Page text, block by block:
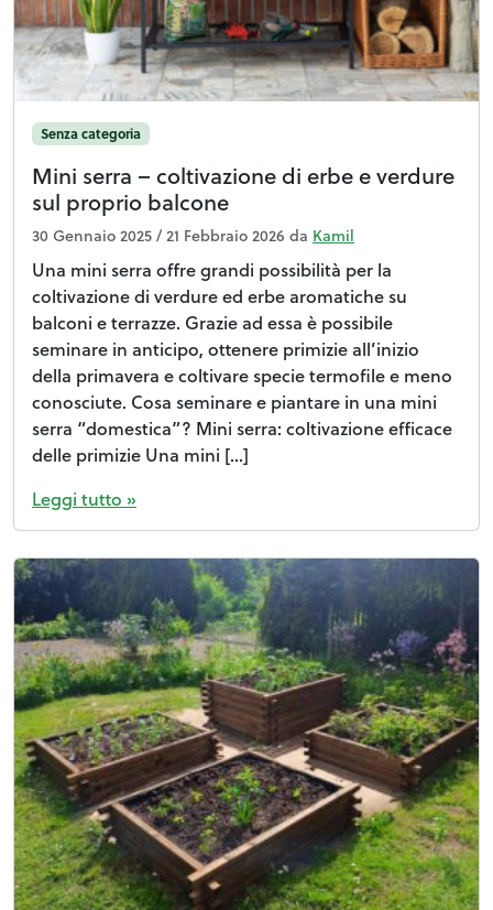
Senza categoria
Mini serra – coltivazione di erbe e verdure
sul proprio balcone
30 Gennaio 2025 / 21 Febbraio 2026 da Kamil
Una mini serra offre grandi possibilità per la
coltivazione di verdure ed erbe aromatiche su
balconi e terrazze. Grazie ad essa è possibile
seminare in anticipo, ottenere primizie all’inizio
della primavera e coltivare specie termofile e meno
conosciute. Cosa seminare e piantare in una mini
serra “domestica”? Mini serra: coltivazione efficace
delle primizie Una mini […]
Leggi tutto »